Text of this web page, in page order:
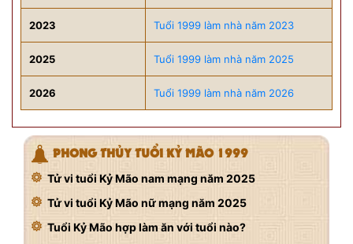
2023 Tuổi 1999 làm nhà năm 2023
2025 Tuổi 1999 làm nhà năm 2025
2026 Tuổi 1999 làm nhà năm 2026
PHONG THỦY TUỔI KỶ MÃO 1999
Tử vi tuổi Kỷ Mão nam mạng năm 2025
Tử vi tuổi Kỷ Mão nữ mạng năm 2025
Tuổi Kỷ Mão hợp làm ăn với tuổi nào?